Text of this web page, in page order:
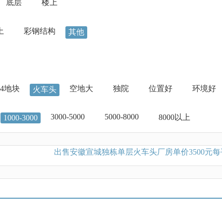
底层 楼上
彩钢结构 其他
地块 火车头 空地大 独院 位置好 环境好
1000-3000 3000-5000 5000-8000 8000以上
出售安徽宣城独栋单层火车头厂房单价3500元每平